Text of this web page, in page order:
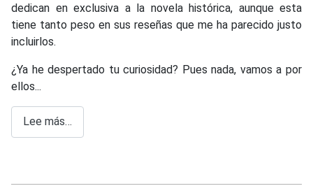
dedican en exclusiva a la novela histórica, aunque esta
tiene tanto peso en sus reseñas que me ha parecido justo
incluirlos.
¿Ya he despertado tu curiosidad? Pues nada, vamos a por
ellos...
Lee más…